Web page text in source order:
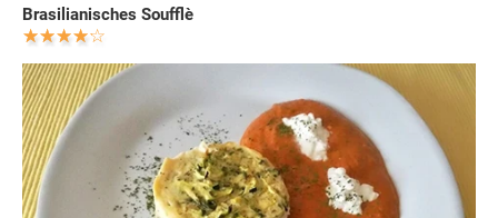
Brasilianisches Soufflè